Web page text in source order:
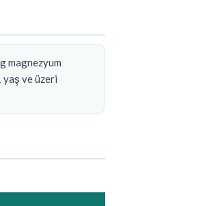
magnezyum
yaş ve üzeri